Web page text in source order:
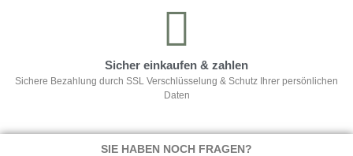
Sicher einkaufen & zahlen
Sichere Bezahlung durch SSL Verschlüsselung & Schutz Ihrer persönlichen
Daten
SIE HABEN NOCH FRAGEN?